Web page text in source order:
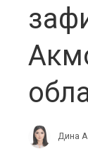
Дина